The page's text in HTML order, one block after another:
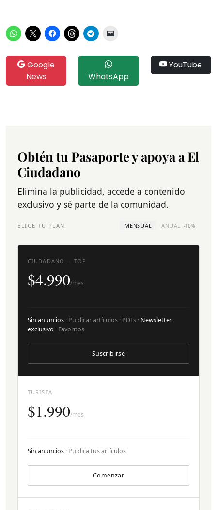
Google
News
WhatsApp
YouTube
Obtén tu Pasaporte y apoya a El
Ciudadano
Elimina la publicidad, accede a contenido
exclusivo y sé parte de la comunidad.
ELIGE TU PLAN MENSUAL ANUAL -10%
TURISTA
$1.990/mes
Sin anuncios · Publica tus artículos
Comenzar
CIUDADANO — TOP
$4.990/mes
Sin anuncios · Publicar artículos · PDFs · Newsletter
exclusivo · Favoritos
Suscribirse